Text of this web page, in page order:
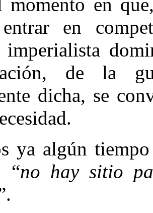
en
imperialista
de la
dicha, se
ya algún
“no hay sitio